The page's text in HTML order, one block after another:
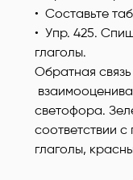
• Составьте
• Упр. 425.
глаголы.
Обратная
светофора.
соответствии
глаголы,